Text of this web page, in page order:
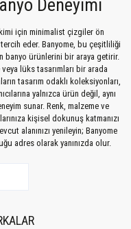
Deneyimi
için minimalist çizgiler ön
eder. Banyome, bu çeşitliliği
banyo ürünlerini bir araya getirir.
lüks tasarımları bir arada
tasarım odaklı koleksiyonları,
yalnızca ürün değil, aynı
sunar. Renk, malzeme ve
kişisel dokunuş katmanızı
alanınızı yenileyin; Banyome
adres olarak yanınızda olur.